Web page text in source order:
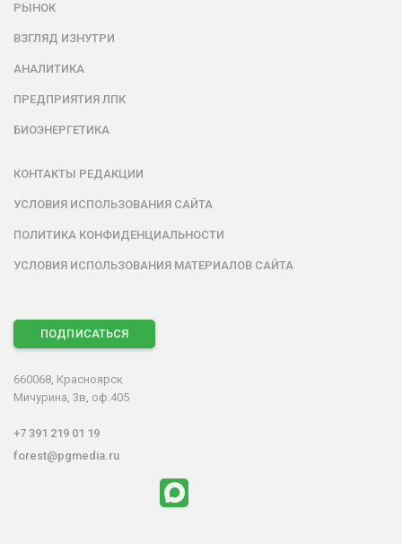
РЫНОК
ВЗГЛЯД ИЗНУТРИ
АНАЛИТИКА
ПРЕДПРИЯТИЯ ЛПК
БИОЭНЕРГЕТИКА
КОНТАКТЫ РЕДАКЦИИ
УСЛОВИЯ ИСПОЛЬЗОВАНИЯ САЙТА
ПОЛИТИКА КОНФИДЕНЦИАЛЬНОСТИ
УСЛОВИЯ ИСПОЛЬЗОВАНИЯ МАТЕРИАЛОВ САЙТА
ПОДПИСАТЬСЯ
660068, Красноярск
Мичурина, 3в, оф.405
+7 391 219 01 19
forest@pgmedia.ru